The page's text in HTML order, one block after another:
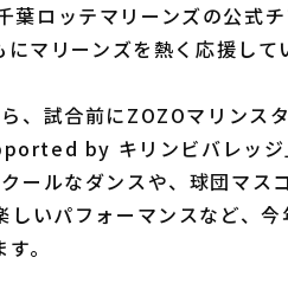
葉ロッテマリーンズの公式
マリーンズを熱く応援して
試合前にZOZOマリンス
by キリンビバレッジ
ルなダンスや、球団マス
いパフォーマンスなど、
。